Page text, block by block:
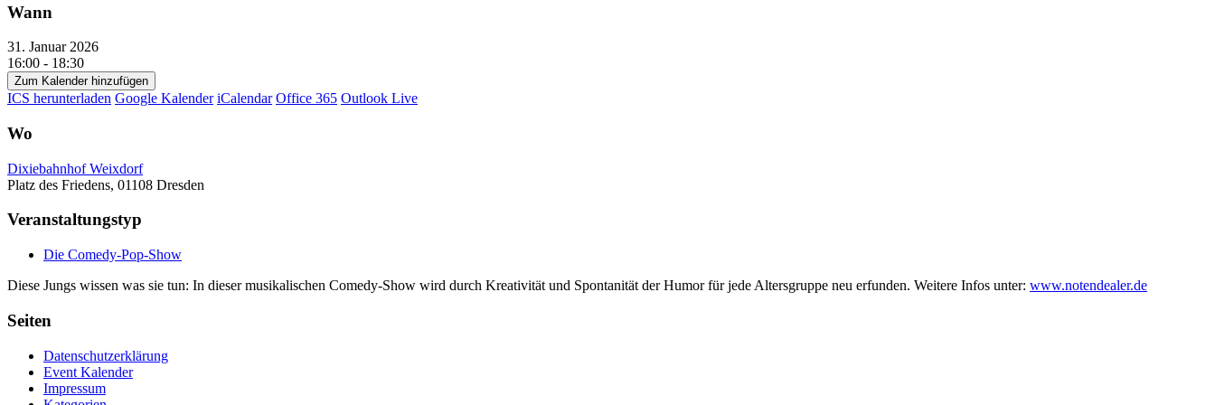
Wann
31. Januar 2026
16:00 - 18:30
Zum Kalender hinzufügen
ICS herunterladen Google Kalender iCalendar Office 365 Outlook Live
Wo
Dixiebahnhof Weixdorf
Platz des Friedens, 01108 Dresden
Veranstaltungstyp
Die Comedy-Pop-Show
Diese Jungs wissen was sie tun: In dieser musikalischen Comedy-Show wird durch Kreativität und Spontanität der Humor für jede Altersgruppe neu erfunden. Weitere Infos unter: www.notendealer.de
Seiten
Datenschutzerklärung
Event Kalender
Impressum